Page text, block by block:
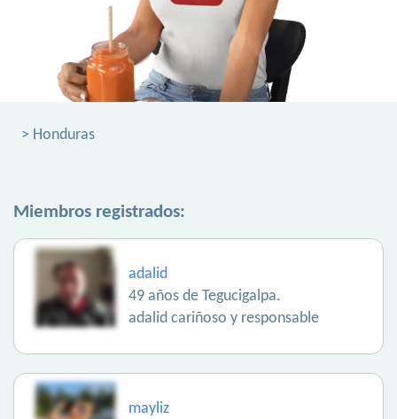
> Honduras
Miembros registrados:
adalid
49 años de Tegucigalpa.
adalid cariñoso y responsable
mayliz